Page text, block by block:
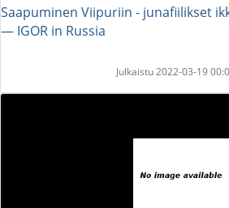
Saapuminen Viipuriin - junafiilikset
― IGOR in Russia
Julkaistu 2022-03-19